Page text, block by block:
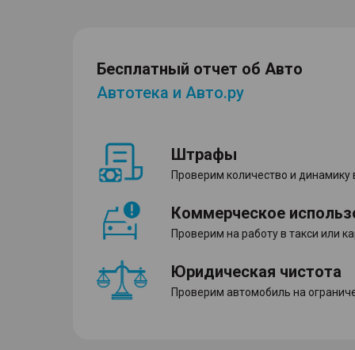
Бесплатный отчет об Авто
Автотека и Авто.ру
Штрафы
Проверим количество и динамику
Коммерческое
Проверим на работу в такси или
Юридическая чистота
Проверим автомобиль на